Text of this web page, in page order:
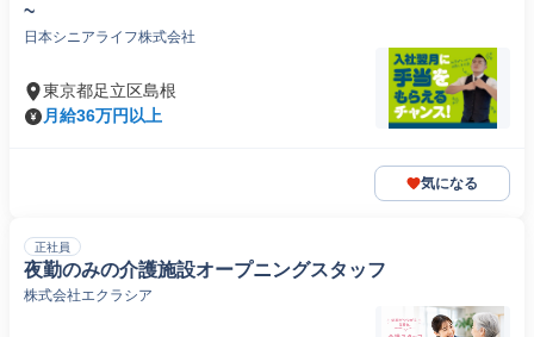
~
日本シニアライフ株式会社
東京都足立区島根
月給36万円以上
気になる
正社員
夜勤のみの介護施設オープニングスタッフ
株式会社エクラシア